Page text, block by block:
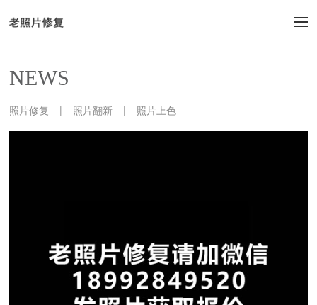
NEWS
照片修复 | 照片翻新 | 照片上色